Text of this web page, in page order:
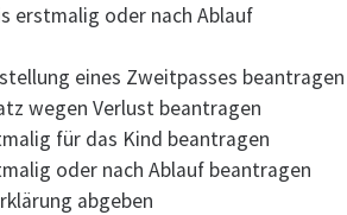
erstmalig oder nach Ablauf
eines Zweitpasses beantragen
wegen Verlust beantragen
für das Kind beantragen
oder nach Ablauf beantragen
abgeben